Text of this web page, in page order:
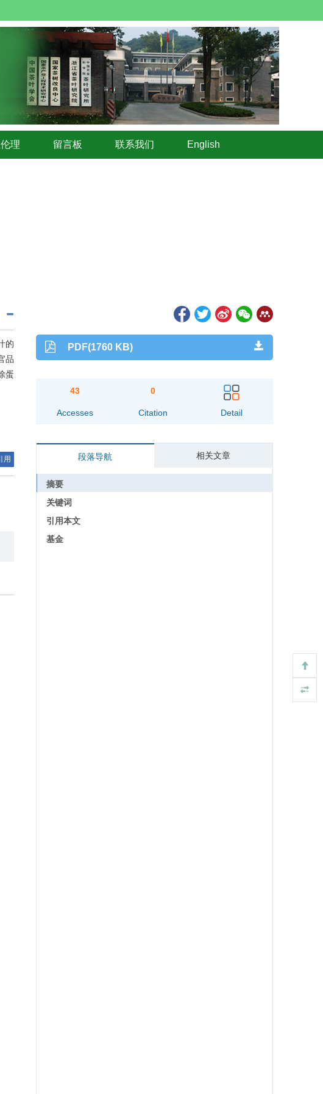
理 留言板 联系我们 English
的
品
蛋
用
PDF(1760 KB)
43
Accesses
0
Citation Detail
段落导航 相关文章
摘要
关键词
引用本文
基金